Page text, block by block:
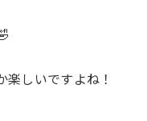
しいですよね！